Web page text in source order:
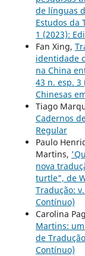
de línguas
Estudos da
1 (2023):
Fan Xing,
identidade
na China
43 n. esp. 3
Chinesas
Tiago
Cadernos
Regular
Paulo
Martins,
nova
turtle", de
Tradução:
Contínuo)
Carolina
Martins:
de
Contínuo)